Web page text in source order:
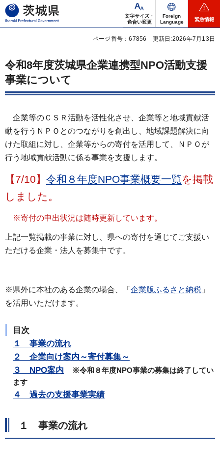
茨城県
文字サイズ・
色合い変更
Foreign
Language
緊急情報
ページ番号：67856 更新日:2026年7月13日
令和8年度茨城県企業連携型NPO活動支援
事業について
企業等のＣＳＲ活動を活性化させ、企業等と地域貢献活
動を行うＮＰＯとのつながりを創出し、地域課題解決に向
けた取組に対し、企業等からの寄付を活用して、ＮＰＯが
行う地域貢献活動に係る事業を支援します。
【7/10】 令和８年度NPO事業概要一覧を掲載
しました。
※寄付の申出状況は随時更新しています。
上記一覧掲載の事業に対し、県への寄付を通じてご支援い
ただける企業・法人を募集中です。
※県外に本社のある企業の場合、「 企業版ふるさと納税 」
を活用いただけます。
目次
１ 事業の流れ
２ 企業向け案内～寄付募集～
３ NPO案内
※令和８年度NPO事業の募集は終了してい
ます
４ 過去の支援事業実績
１ 事業の流れ